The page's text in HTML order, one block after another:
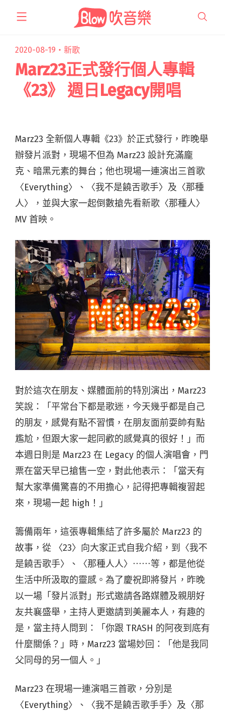
2020-08-19・ 新歌
Marz23正式發行個人專輯
《23》 週日Legacy開唱
Marz23 全新個人專輯《23》於正式發行，昨晚舉
辦發片派對，現場不但為 Marz23 設計充滿龐
克、暗黑元素的舞台；他也現場⼀連演出三首歌
〈Everything〉、〈我不是饒舌歌手〉及〈那種
人〉，並與⼤家一起倒數搶先看新歌〈那種⼈〉
MV 首映。
對於這次在朋友、媒體⾯前的特別演出，Marz23
笑說：「平常台下都是歌迷，今天幾乎都是⾃己
的朋友，感覺有點不習慣，在朋友⾯前耍帥有點
尷尬，但跟大家⼀起同歡的感覺真的很好！」⽽
本週⽇則是 Marz23 在 Legacy 的個⼈演唱會，⾨
票在當天早已搶售⼀空，對此他表示：「當天有
幫⼤家準備驚喜的不⽤擔⼼，記得把專輯複習起
來，現場一起 high！」
籌備兩年，這張專輯集結了許多屬於 Marz23 的
故事，從 〈23〉向大家正式⾃我介紹，到〈我不
是饒舌歌手〉、〈那種⼈人〉⋯⋯等，都是他從
生活中所汲取的靈感。為了慶祝即將發片，昨晚
以一場「發片派對」形式邀請各路媒體及親朋好
友共襄盛舉，主持⼈更邀請到美麗本人，有趣的
是，當主持人問到：「你跟 TRASH 的阿夜到底有
什麼關係？」時，Marz23 當場妙回：「他是我同
父同母的另一個人。」
Marz23 在現場一連演唱三首歌，分別是
〈Everything〉、〈我不是饒舌歌⼿手〉及〈那